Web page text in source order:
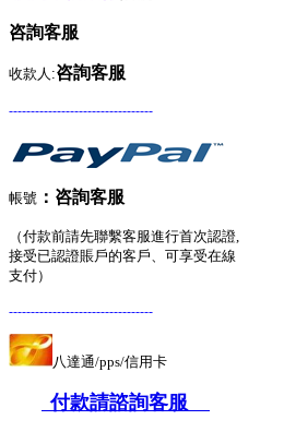
咨詢客服
收款人:咨詢客服
---------------------------------
帳號 ： 咨詢客服
（付款前請先聯繫客服進行首次認證,
接受已認證賬戶的客戶、可享受在線
支付）
---------------------------------
八達通/pps/信用卡
付款請諮詢客服